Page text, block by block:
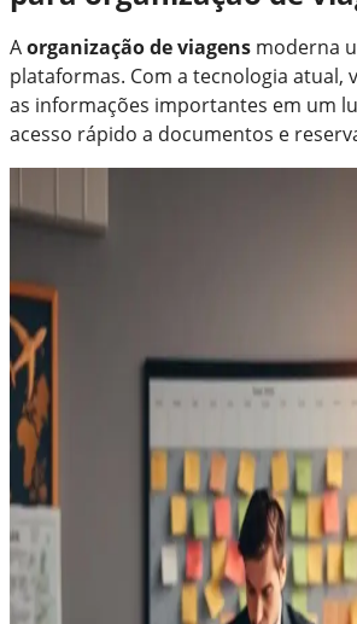
Aorganização de viagens moderna
plataformas. Com a tecnologia atual,
as informações importantes em um
acesso rápido a documentos e